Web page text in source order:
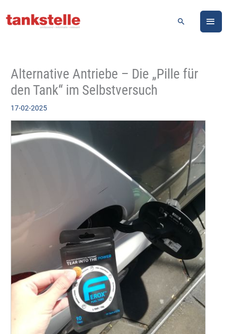
Inhalt
Suchen
Alternative Antriebe – Die „Pille für
den Tank“ im Selbstversuch
17-02-2025